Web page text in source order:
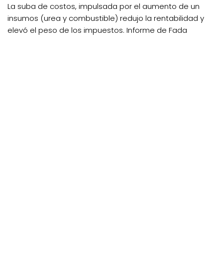
La suba de costos, impulsada por el aumento de un
insumos (urea y combustible) redujo la rentabilidad y
elevó el peso de los impuestos. Informe de Fada